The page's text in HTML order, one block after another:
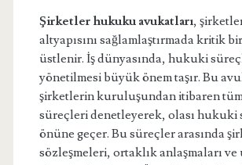
Şirketler hukuku avukatları,
altyapısını sağlamlaştırmada kritik
üstlenir. İş dünyasında, hukuki
yönetilmesi büyük önem taşır. Bu
şirketlerin kuruluşundan itibaren
süreçleri denetleyerek, olası hukuki
önüne geçer. Bu süreçler arasında
sözleşmeleri, ortaklık anlaşmaları ve